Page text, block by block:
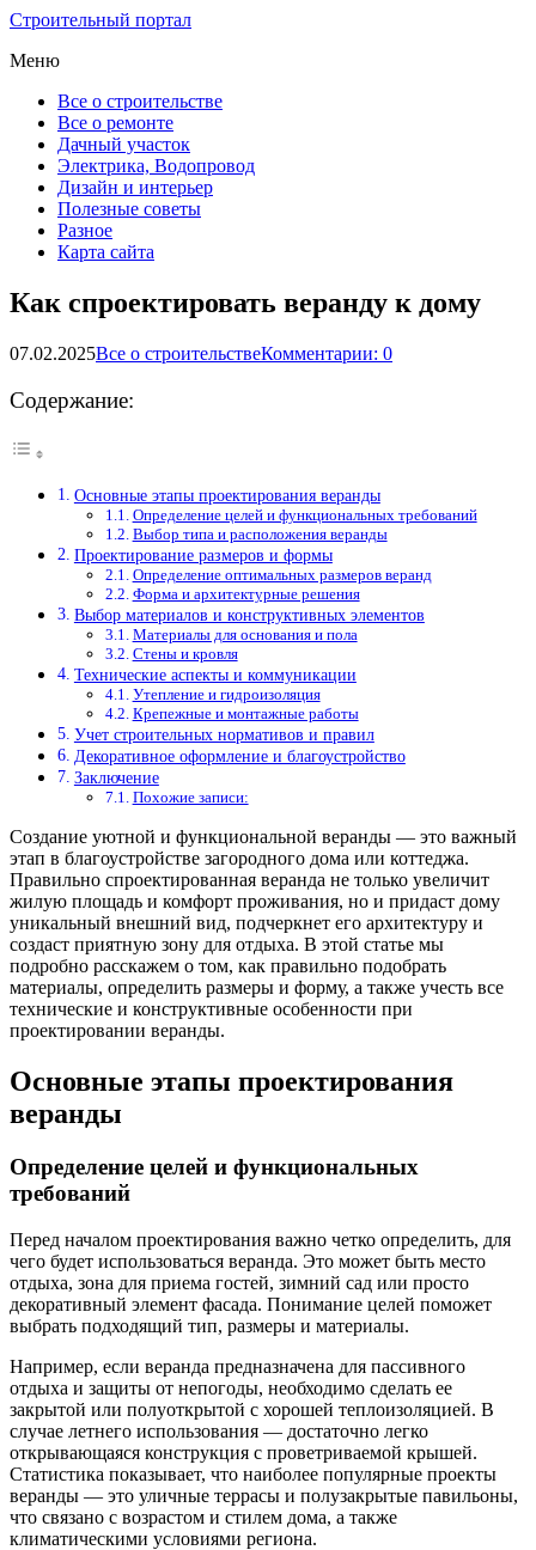
Строительный портал
Меню
Все о строительстве
Все о ремонте
Дачный участок
Электрика, Водопровод
Дизайн и интерьер
Полезные советы
Разное
Карта сайта
Как спроектировать веранду к дому
07.02.2025Все о строительствеКомментарии: 0
Содержание:
Основные этапы проектирования веранды
Определение целей и функциональных требований
Выбор типа и расположения веранды
Проектирование размеров и формы
Определение оптимальных размеров веранд
Форма и архитектурные решения
Выбор материалов и конструктивных элементов
Материалы для основания и пола
Стены и кровля
Технические аспекты и коммуникации
Утепление и гидроизоляция
Крепежные и монтажные работы
Учет строительных нормативов и правил
Декоративное оформление и благоустройство
Заключение
Похожие записи:
Создание уютной и функциональной веранды — это важный
этап в благоустройстве загородного дома или коттеджа.
Правильно спроектированная веранда не только увеличит
жилую площадь и комфорт проживания, но и придаст дому
уникальный внешний вид, подчеркнет его архитектуру и
создаст приятную зону для отдыха. В этой статье мы
подробно расскажем о том, как правильно подобрать
материалы, определить размеры и форму, а также учесть все
технические и конструктивные особенности при
проектировании веранды.
Основные этапы проектирования
веранды
Определение целей и функциональных
требований
Перед началом проектирования важно четко определить, для
чего будет использоваться веранда. Это может быть место
отдыха, зона для приема гостей, зимний сад или просто
декоративный элемент фасада. Понимание целей поможет
выбрать подходящий тип, размеры и материалы.
Например, если веранда предназначена для пассивного
отдыха и защиты от непогоды, необходимо сделать ее
закрытой или полуоткрытой с хорошей теплоизоляцией. В
случае летнего использования — достаточно легко
открывающаяся конструкция с проветриваемой крышей.
Статистика показывает, что наиболее популярные проекты
веранды — это уличные террасы и полузакрытые павильоны,
что связано с возрастом и стилем дома, а также
климатическими условиями региона.